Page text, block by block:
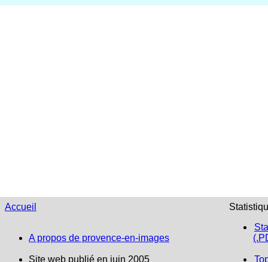
Accueil
A propos de provence-en-images
Site web publié en juin 2005